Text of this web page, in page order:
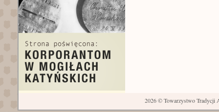
2026 © Towarzystwo Tradycji